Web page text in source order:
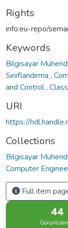
Rights
info:eu-repo/
Keywords
Bilgisayar
Sınıflandırma ,
and Control,
URI
https://
Collections
Bilgisayar
Computer
Full item
44